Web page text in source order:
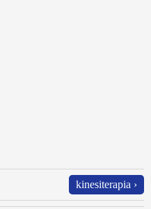
kinesiterapia ›